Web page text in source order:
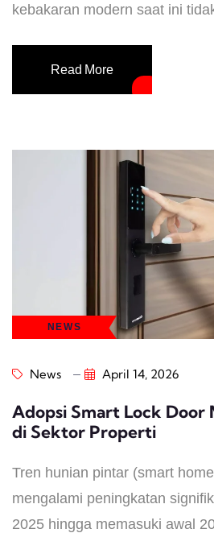
kebakaran modern saat ini
Read More
NEWS
News April 14, 2026
Adopsi Smart Lock Door
di Sektor Properti
Tren hunian pintar (smart
mengalami peningkatan
2025 hingga memasuki awal